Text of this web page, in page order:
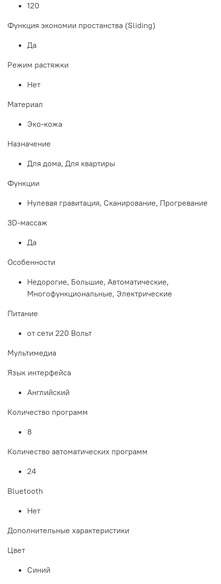
120
Функция экономии простанства (Sliding)
Да
Режим растяжки
Нет
Материал
Эко-кожа
Назначение
Для дома, Для квартиры
Функции
Нулевая гравитация, Сканирование, Прогревание
3D-массаж
Да
Особенности
Недорогие, Большие, Автоматические,
Многофункциональные, Электрические
Питание
от сети 220 Вольт
Мультимедиа
Язык интерфейса
Английский
Количество программ
8
Количество автоматических программ
24
Bluetooth
Нет
Дополнительные xарактеристики
Цвет
Синий